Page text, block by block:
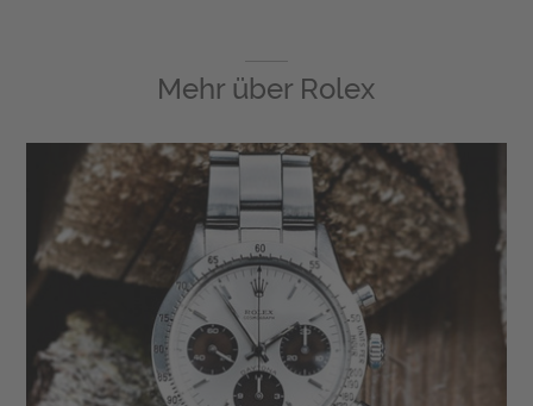
Mehr über Rolex